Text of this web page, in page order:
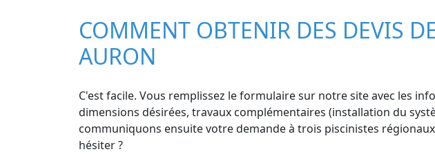
COMMENT OBTENIR DES DEVIS
AURON
C'est facile. Vous remplissez le formulaire sur notre site avec les
dimensions désirées, travaux complémentaires (installation du
communiquons ensuite votre demande à trois piscinistes
hésiter ?